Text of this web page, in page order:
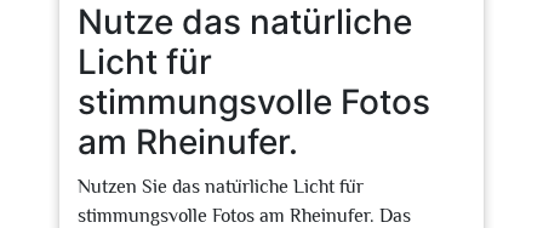
Nutze das natürliche
Licht für
stimmungsvolle Fotos
am Rheinufer.
Nutzen Sie das natürliche Licht für
stimmungsvolle Fotos am Rheinufer. Das